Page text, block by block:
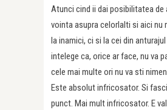
Atunci cind ii dai posibilitatea de
vointa asupra celorlalti si aici nu
la inamici, ci si la cei din
intelege ca, orice ar face, nu va
cele mai multe ori nu va sti
Este absolut infricosator. Si
punct. Mai mult infricosator. E